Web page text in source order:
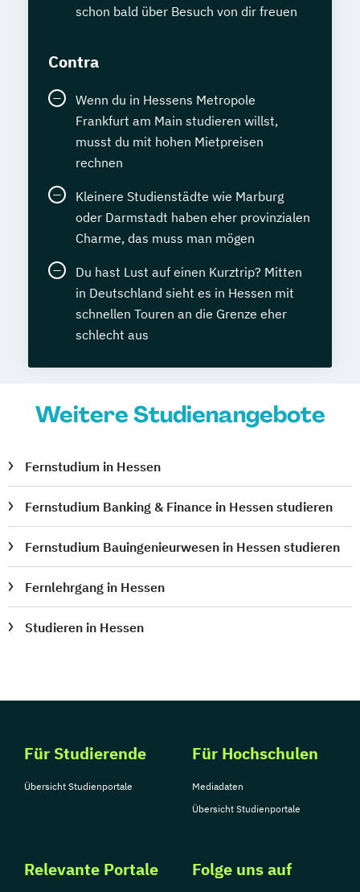
schon bald über Besuch von dir freuen
Contra
Wenn du in Hessens Metropole
Frankfurt am Main studieren willst,
musst du mit hohen Mietpreisen
rechnen
Kleinere Studienstädte wie Marburg
oder Darmstadt haben eher provinzialen
Charme, das muss man mögen
Du hast Lust auf einen Kurztrip? Mitten
in Deutschland sieht es in Hessen mit
schnellen Touren an die Grenze eher
schlecht aus
Weitere Studienangebote
Fernstudium in Hessen
Fernstudium Banking & Finance in Hessen studieren
Fernstudium Bauingenieurwesen in Hessen studieren
Fernlehrgang in Hessen
Studieren in Hessen
Für Studierende
Übersicht Studienportale
Für Hochschulen
Mediadaten
Übersicht Studienportale
Relevante Portale Folge uns auf